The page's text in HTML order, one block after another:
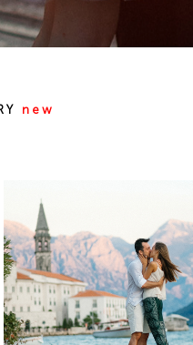
new